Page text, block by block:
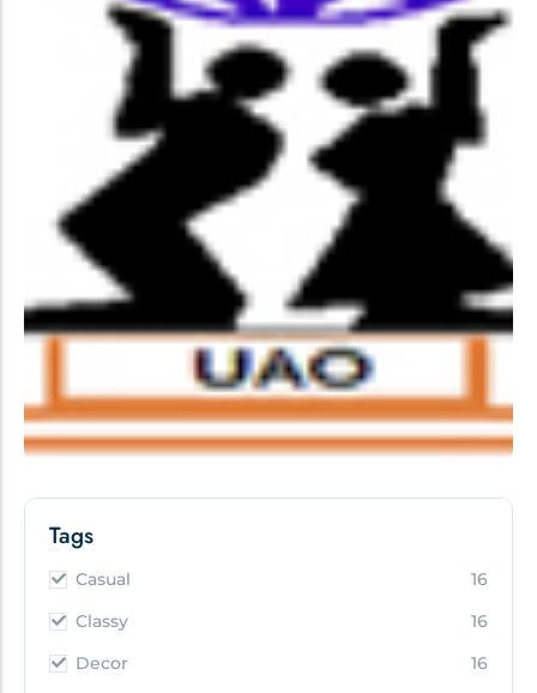
Tags
Casual
16
Classy
16
Decor
16